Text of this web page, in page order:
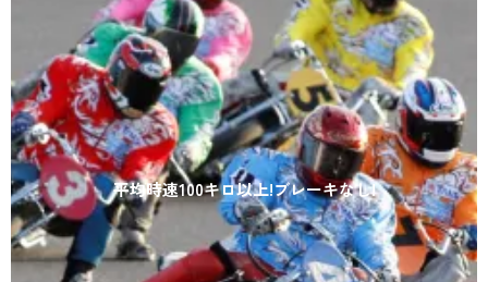
平均時速100キロ以上!ブレーキなし!